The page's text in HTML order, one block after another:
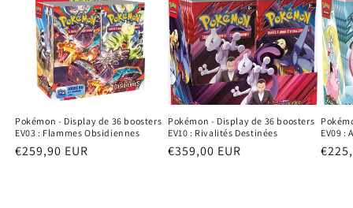
Pokémon - Display de 36 boosters
EV03 : Flammes Obsidiennes
Prix
€259,90 EUR
Pokémon - Display de 36 boosters
EV10 : Rivalités Destinées
Prix
€359,00 EUR
EV09 :
Prix